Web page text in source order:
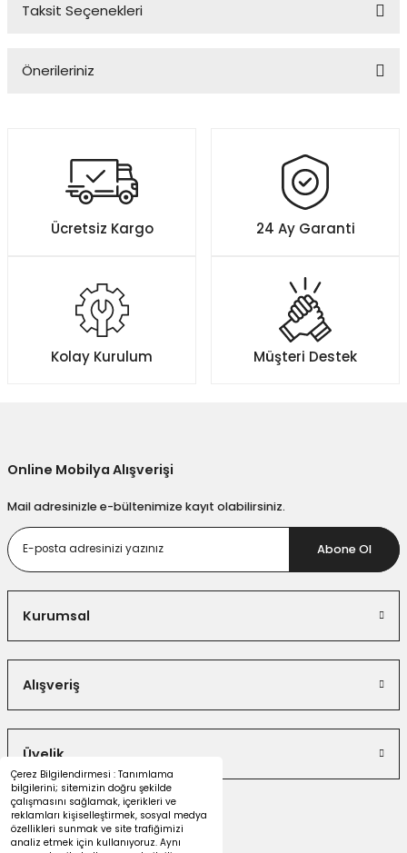
Çerez Bilgilendirmesi : Tanımlama
bilgilerini; sitemizin doğru şekilde
çalışmasını sağlamak, içerikleri ve
reklamları kişiselleştirmek, sosyal medya
özellikleri sunmak ve site trafiğimizi
analiz etmek için kullanıyoruz. Aynı
Taksit Seçenekleri
Önerileriniz
Görüş ve önerileriniz için teşekkür ederiz.
Ürün resmi kalitesiz, bozuk veya görüntülenemiyor.
Ürün açıklamasında eksik bilgiler bulunuyor.
Ürün fiyatı diğer sitelerden daha pahalı.
Bu ürüne benzer farklı alternatifler olmalı.
Ücretsiz Kargo 24 Ay Garanti
Kolay Kurulum Müşteri Destek
Online Mobilya Alışverişi
Mail adresinizle e-bültenimize kayıt olabilirsiniz.
Abone Ol
Kurumsal
Alışveriş
Üyelik